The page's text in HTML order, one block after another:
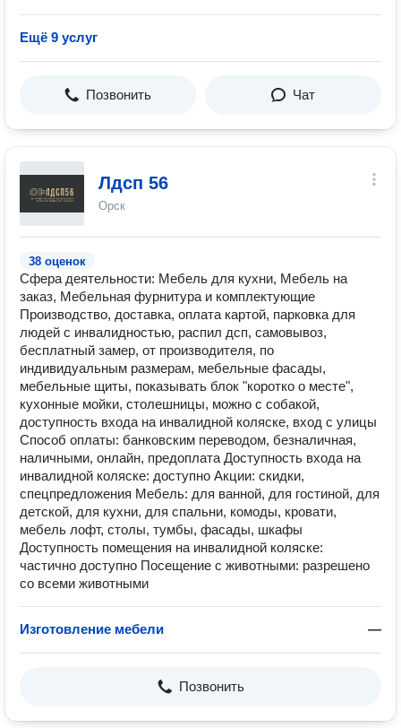
Ещё 9 услуг
Позвонить Чат
Лдсп 56
Орск
38 оценок
Сфера деятельности: Мебель для кухни, Мебель на
заказ, Мебельная фурнитура и комплектующие
Производство, доставка, оплата картой, парковка для
людей с инвалидностью, распил дсп, самовывоз,
бесплатный замер, от производителя, по
индивидуальным размерам, мебельные фасады,
мебельные щиты, показывать блок "коротко о месте",
кухонные мойки, столешницы, можно с собакой,
доступность входа на инвалидной коляске, вход с улицы
Способ оплаты: банковским переводом, безналичная,
наличными, онлайн, предоплата Доступность входа на
инвалидной коляске: доступно Акции: скидки,
спецпредложения Мебель: для ванной, для гостиной, для
детской, для кухни, для спальни, комоды, кровати,
мебель лофт, столы, тумбы, фасады, шкафы
Доступность помещения на инвалидной коляске:
частично доступно Посещение с животными: разрешено
со всеми животными
Изготовление мебели —
Позвонить